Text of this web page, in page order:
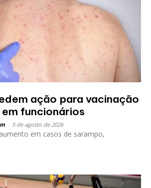
ação para vacinação
funcionários
5 de agosto de 2026
em casos de sarampo,